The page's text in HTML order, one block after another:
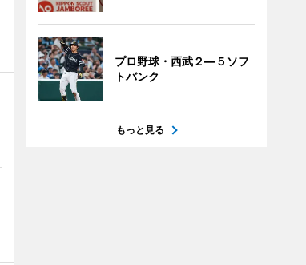
プロ野球・西武２―５ソフ
トバンク
もっと見る